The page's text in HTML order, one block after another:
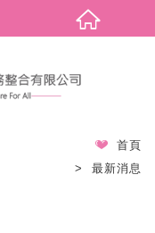
首頁
最新消息